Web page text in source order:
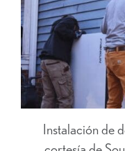
Instalación de